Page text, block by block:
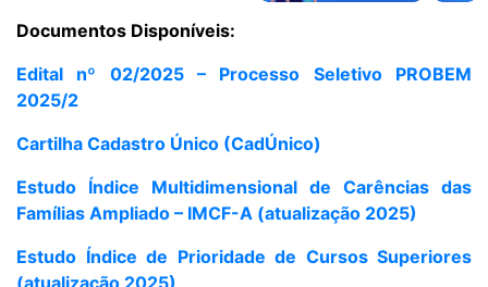
Documentos Disponíveis:
Edital nº 02/2025 – Processo Seletivo PROBEM
2025/2
Cartilha Cadastro Único (CadÚnico)
Estudo Índice Multidimensional de Carências das
Famílias Ampliado – IMCF-A (atualização 2025)
Estudo Índice de Prioridade de Cursos Superiores
(atualização 2025)